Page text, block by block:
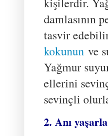
damlasının
tasvir
kokunun ve
Yağmur
ellerini
sevinçli
2. Anı